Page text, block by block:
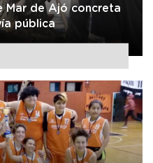
Mar de Ajó concreta
pública